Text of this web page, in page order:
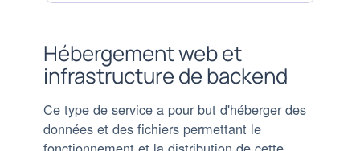
Hébergement web et
infrastructure de backend
Ce type de service a pour but d'héberger des
données et des fichiers permettant le